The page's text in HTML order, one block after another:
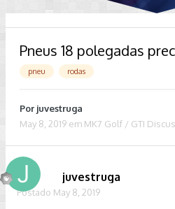
Pneus 18 polegadas
pneu rodas
Por juvestruga
May 8, 2019 em MK7 Golf / GTI
juvestruga
Postado May 8, 2019